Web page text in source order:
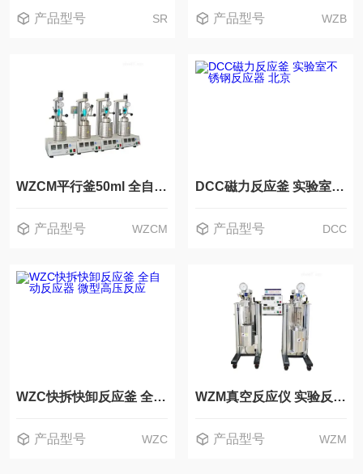
产品型号 SR 产品型号 WZB
WZCM平行釜50ml 全自动反应釜 小型高压反应器
产品型号 WZCM
DCC磁力反应釜 实验室不锈钢反应器 北京
产品型号 DCC
WZC快拆快卸反应釜 全自动反应器 微型高压反应
产品型号 WZC
WZM真空反应仪 实验反应釜 微型高压反应器
产品型号 WZM